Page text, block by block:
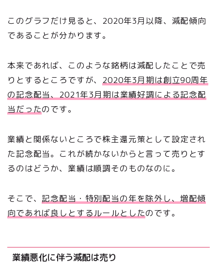
このグラフだけ見ると、2020年3月以降、減配傾向
であることが分かります。
本来であれば、このような銘柄は減配したことで売
りとするところですが、 2020年3月期は創立90周年
の記念配当、2021年3月期は業績好調による記念配
当だったのです。
業績と関係ないところで株主還元策として設定され
た記念配当。これが続かないからと言って売りとす
るのはどうか、業績は順調そのものなのに。
そこで、 記念配当・特別配当の年を除外し、増配傾
向であれば良しとするルールとしたのです。
業績悪化に伴う減配は売り